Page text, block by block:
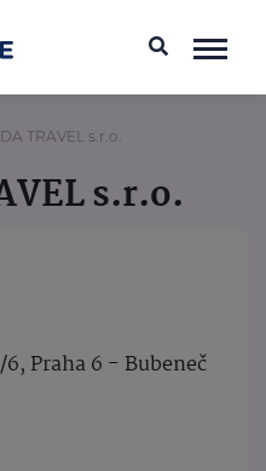
TRAVEL s.r.o.
s.r.o.
Praha 6 - Bubeneč